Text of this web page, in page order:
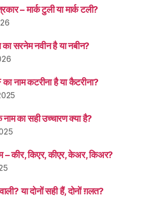
– मार्क टुली या मार्क टली?
सरनेम नवीन है या नबीन?
नाम कटरीना है या कैटरीना?
का सही उच्चारण क्या है?
– कीर, किएर, कीएर, केअर, किअर?
या दोनों सही हैं, दोनों ग़लत?